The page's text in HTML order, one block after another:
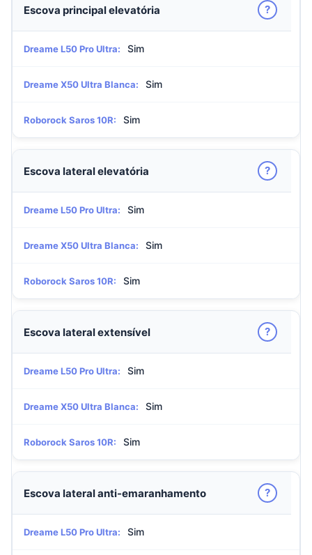
Escova principal elevatória ?
Dreame L50 Pro Ultra: Sim
Dreame X50 Ultra Blanca: Sim
Roborock Saros 10R: Sim
Escova lateral elevatória ?
Dreame L50 Pro Ultra: Sim
Dreame X50 Ultra Blanca: Sim
Roborock Saros 10R: Sim
Escova lateral extensível ?
Dreame L50 Pro Ultra: Sim
Dreame X50 Ultra Blanca: Sim
Roborock Saros 10R: Sim
Escova lateral anti-emaranhamento ?
Dreame L50 Pro Ultra: Sim